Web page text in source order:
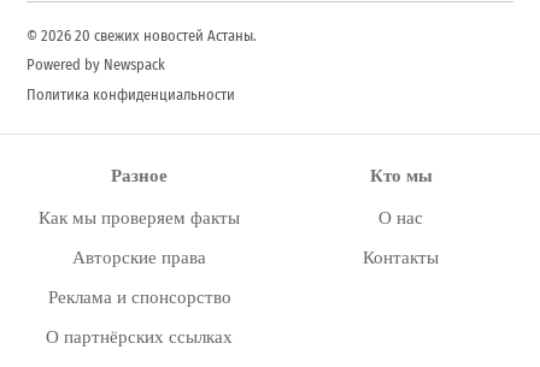
© 2026 20 свежих новостей Астаны.
Powered by Newspack
Политика конфиденциальности
Разное
Как мы проверяем факты
Авторские права
Реклама и спонсорство
О партнёрских ссылках
Кто мы
О нас
Контакты